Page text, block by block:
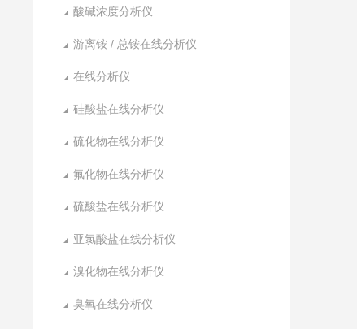
酸碱浓度分析仪
游离铵 / 总铵在线分析仪
在线分析仪
硅酸盐在线分析仪
硫化物在线分析仪
氟化物在线分析仪
硫酸盐在线分析仪
亚氯酸盐在线分析仪
溴化物在线分析仪
臭氧在线分析仪